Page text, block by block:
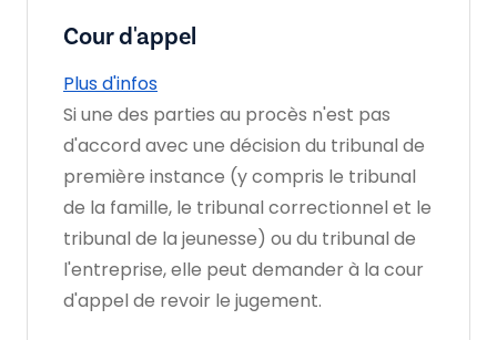
Cour d'appel
Plus d'infos
Si une des parties au procès n'est pas
d'accord avec une décision du tribunal de
première instance (y compris le tribunal
de la famille, le tribunal correctionnel et le
tribunal de la jeunesse) ou du tribunal de
l'entreprise, elle peut demander à la cour
d'appel de revoir le jugement.